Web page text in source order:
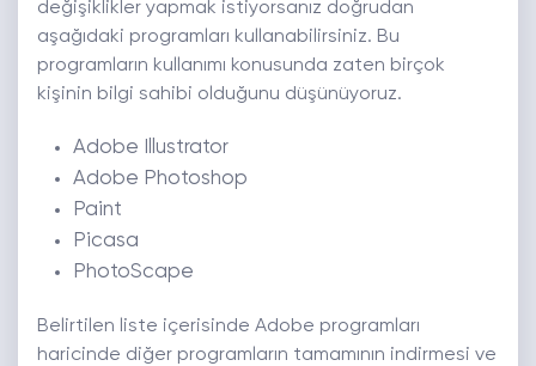
değişiklikler yapmak istiyorsanız doğrudan
aşağıdaki programları kullanabilirsiniz. Bu
programların kullanımı konusunda zaten birçok
kişinin bilgi sahibi olduğunu düşünüyoruz.
Adobe Illustrator
Adobe Photoshop
Paint
Picasa
PhotoScape
Belirtilen liste içerisinde Adobe programları
haricinde diğer programların tamamının indirmesi ve